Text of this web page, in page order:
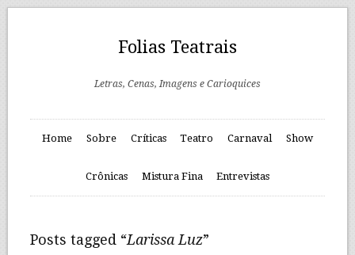
Folias Teatrais
Letras, Cenas, Imagens e Carioquices
Home Sobre Críticas Teatro Carnaval Show
Crônicas Mistura Fina Entrevistas
Posts tagged “Larissa Luz”